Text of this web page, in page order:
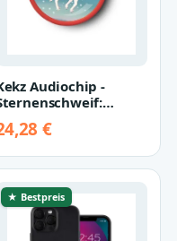
Audiochip -
in die Nacht
€
★ Bestpreis